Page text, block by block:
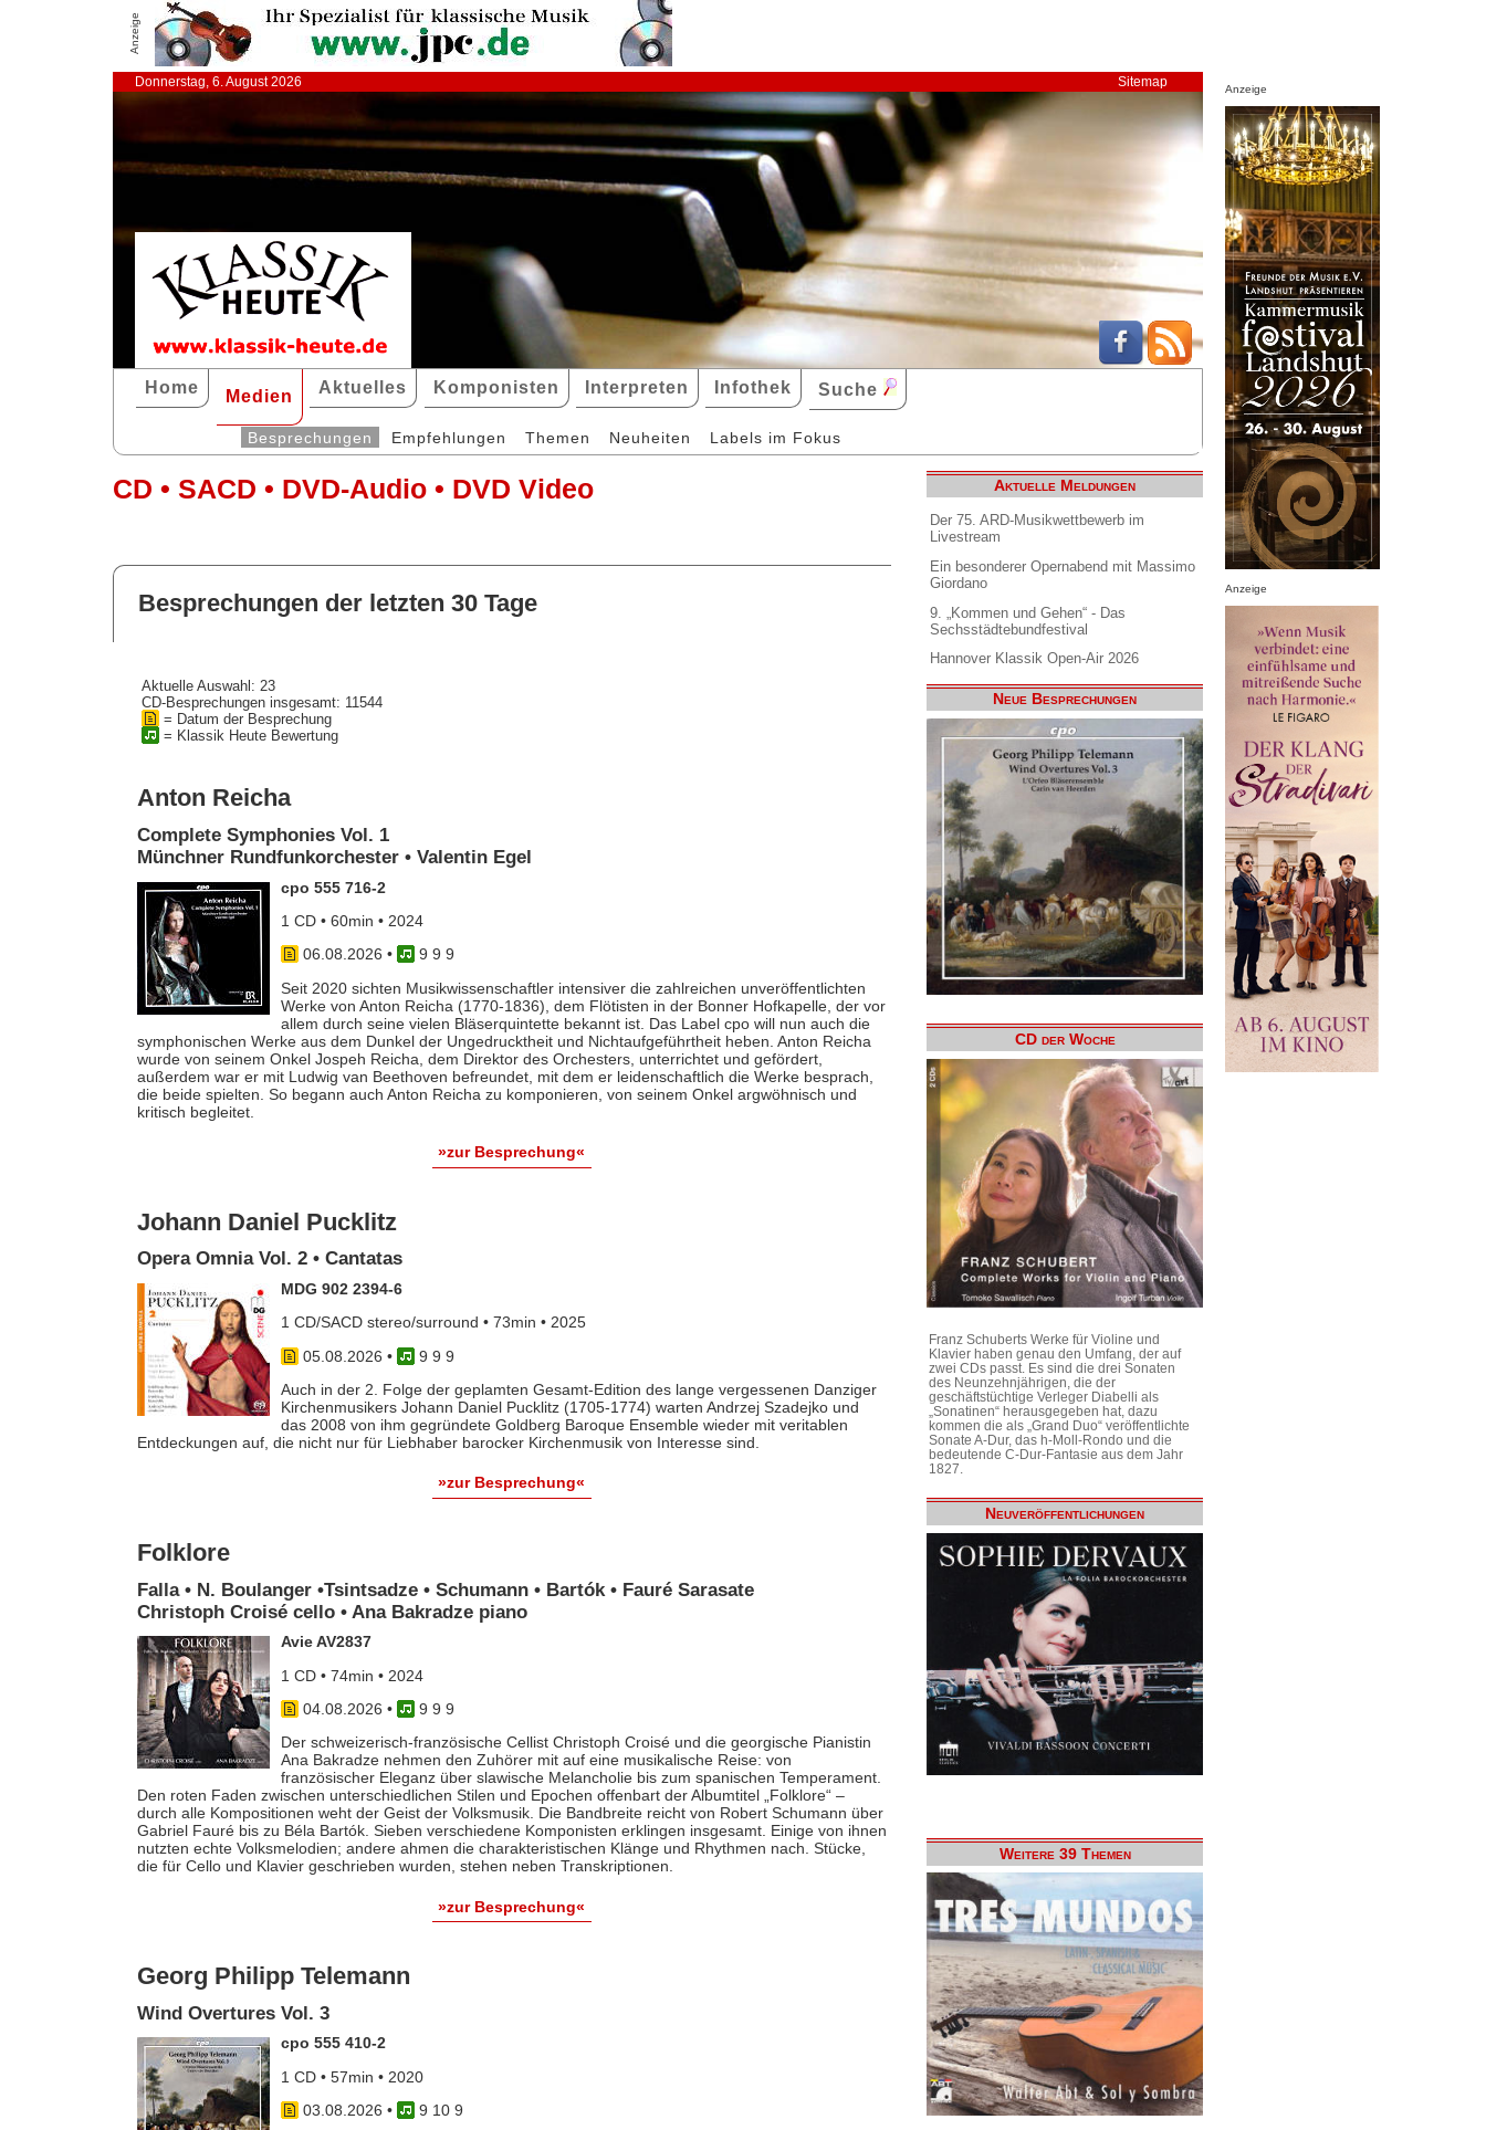
Anzeige
Donnerstag, 6. August 2026 Sitemap
Home Medien Aktuelles Komponisten Interpreten Infothek Suche
Besprechungen Empfehlungen Themen Neuheiten Labels im Fokus
CD • SACD • DVD-Audio • DVD Video
Besprechungen der letzten 30 Tage
Aktuelle Auswahl: 23
CD-Besprechungen insgesamt: 11544
= Datum der Besprechung
= Klassik Heute Bewertung
Anton Reicha
Complete Symphonies Vol. 1
Münchner Rundfunkorchester • Valentin Egel
cpo 555 716-2
1 CD • 60min • 2024
06.08.2026 •
9 9 9
Seit 2020 sichten Musikwissenschaftler intensiver die zahlreichen unveröffentlichten
Werke von Anton Reicha (1770-1836), dem Flötisten in der Bonner Hofkapelle, der vor
allem durch seine vielen Bläserquintette bekannt ist. Das Label cpo will nun auch die
symphonischen Werke aus dem Dunkel der Ungedrucktheit und Nichtaufgeführtheit heben. Anton Reicha
wurde von seinem Onkel Jospeh Reicha, dem Direktor des Orchesters, unterrichtet und gefördert,
außerdem war er mit Ludwig van Beethoven befreundet, mit dem er leidenschaftlich die Werke besprach,
die beide spielten. So begann auch Anton Reicha zu komponieren, von seinem Onkel argwöhnisch und
kritisch begleitet.
»zur Besprechung«
Johann Daniel Pucklitz
Opera Omnia Vol. 2 • Cantatas
MDG 902 2394-6
1 CD/SACD stereo/surround • 73min • 2025
05.08.2026 •
9 9 9
Auch in der 2. Folge der geplamten Gesamt-Edition des lange vergessenen Danziger
Kirchenmusikers Johann Daniel Pucklitz (1705-1774) warten Andrzej Szadejko und
das 2008 von ihm gegründete Goldberg Baroque Ensemble wieder mit veritablen
Entdeckungen auf, die nicht nur für Liebhaber barocker Kirchenmusik von Interesse sind.
»zur Besprechung«
Folklore
Falla • N. Boulanger •Tsintsadze • Schumann • Bartók • Fauré Sarasate
Christoph Croisé cello • Ana Bakradze piano
Avie AV2837
1 CD • 74min • 2024
04.08.2026 •
9 9 9
Der schweizerisch-französische Cellist Christoph Croisé und die georgische Pianistin
Ana Bakradze nehmen den Zuhörer mit auf eine musikalische Reise: von
französischer Eleganz über slawische Melancholie bis zum spanischen Temperament.
Den roten Faden zwischen unterschiedlichen Stilen und Epochen offenbart der Albumtitel „Folklore“ –
durch alle Kompositionen weht der Geist der Volksmusik. Die Bandbreite reicht von Robert Schumann über
Gabriel Fauré bis zu Béla Bartók. Sieben verschiedene Komponisten erklingen insgesamt. Einige von ihnen
nutzten echte Volksmelodien; andere ahmen die charakteristischen Klänge und Rhythmen nach. Stücke,
die für Cello und Klavier geschrieben wurden, stehen neben Transkriptionen.
»zur Besprechung«
Georg Philipp Telemann
Wind Overtures Vol. 3
cpo 555 410-2
1 CD • 57min • 2020
03.08.2026 •
9 10 9
Aktuelle Meldungen
Der 75. ARD-Musikwettbewerb im
Livestream
Ein besonderer Opernabend mit Massimo
Giordano
9. „Kommen und Gehen“ - Das
Sechsstädtebundfestival
Hannover Klassik Open-Air 2026
Neue Besprechungen
CD der Woche
Franz Schuberts Werke für Violine und
Klavier haben genau den Umfang, der auf
zwei CDs passt. Es sind die drei Sonaten
des Neunzehnjährigen, die der
geschäftstüchtige Verleger Diabelli als
„Sonatinen“ herausgegeben hat, dazu
kommen die als „Grand Duo“ veröffentlichte
Sonate A-Dur, das h-Moll-Rondo und die
bedeutende C-Dur-Fantasie aus dem Jahr
1827.
Neuveröffentlichungen
Weitere 39 Themen
Anzeige
Anzeige